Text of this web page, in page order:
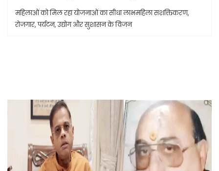
महिलाओं को मिल रहा योजनाओं का सीधा लाभमहिला सशक्तिकरण,
रोजगार, पर्यटन, उद्योग और सुशासन के विजन